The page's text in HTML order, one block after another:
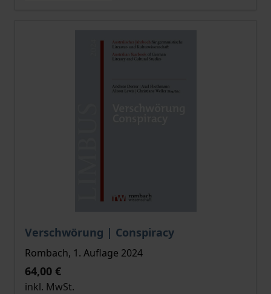
Verschwörung | Conspiracy
Der Preis dieses Titels richtet sich nach der
Rombach, 1. Auflage 2024
64,00 €
inkl. MwSt.